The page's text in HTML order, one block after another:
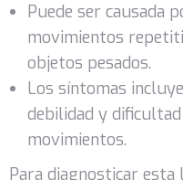
Puede ser causada
movimientos
objetos pesados.
Los síntomas
debilidad y
movimientos.
Para diagnosticar esta